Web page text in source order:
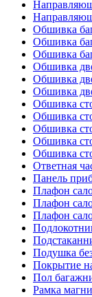
Обшивка
Обшивка
Обшивка
Обшивка
Обшивка
Обшивка
Обшивка
Обшивка
Обшивка
Обшивка
Обшивка
Ответная
Панель
Плафон
Плафон
Плафон
Подушка
Покрытие
Пол
Рамка